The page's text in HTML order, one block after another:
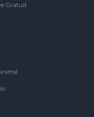
Gratuit